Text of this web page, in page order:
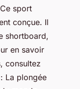
sport
conçue. Il
shortboard,
en savoir
consultez
La plongée